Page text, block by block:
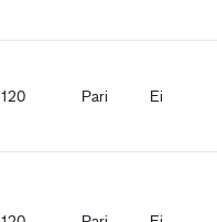
120 Pari Ei